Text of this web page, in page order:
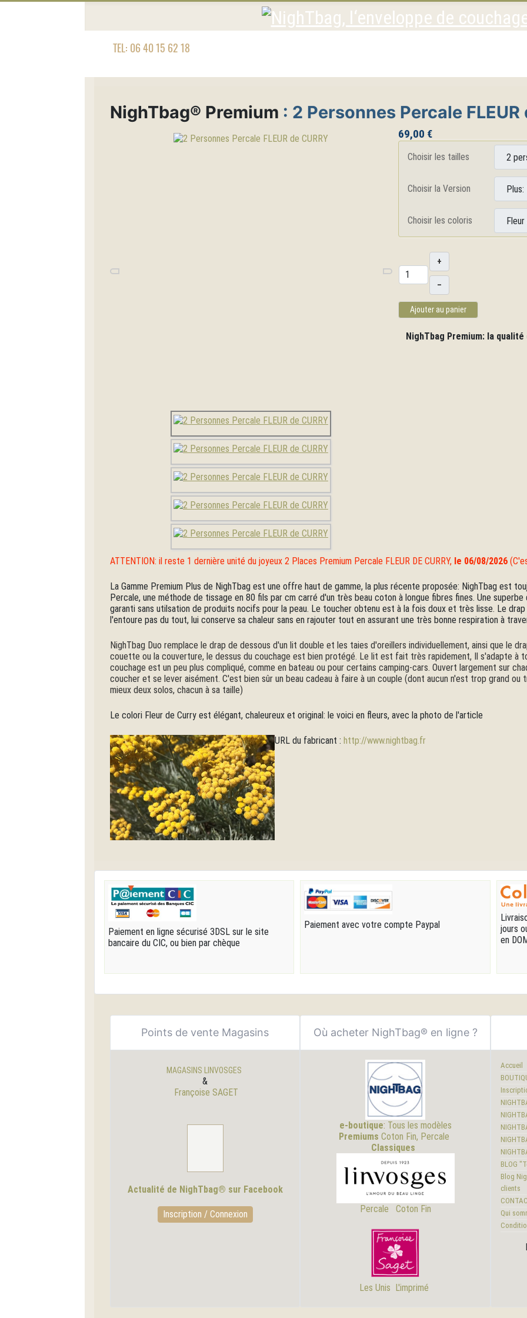
TEL: 06 40 15 62 18
NighTbag® Premium : 2 Personnes Percale FLEUR
Précédent Suivant
69,00 €
Choisir les tailles
Choisir la Version
Choisir les coloris
+
–
Ajouter au panier
NighTbag Premium: la
ATTENTION: il reste 1 dernière unité du joyeux 2 Places Premium Percale FLEUR DE CURRY, le 06/08/2026
La Gamme Premium Plus de NighTbag est une offre haut de gamme, la plus récente proposée: NighTbag est
Percale, une méthode de tissage en 80 fils par cm carré d'un très beau coton à longue fibres fines. Une superbe
garanti sans utilsation de produits nocifs pour la peau. Le toucher obtenu est à la fois doux et très lisse. Le
l'entoure pas du tout, lui conserve sa chaleur sans en rajouter tout en assurant une très bonne respiration à
NighTbag Duo remplace le drap de dessous d'un lit double et les taies d'oreillers individuellement, ainsi que le
couette ou la couverture, le dessus du couchage est bien protégé. Le lit est fait très rapidement, Il s'adapte à
couchage est un peu plus compliqué, comme en bateau ou pour certains camping-cars. Ouvert largement sur
coucher et se lever aisément. C'est bien sûr un beau cadeau à faire à un couple (dont aucun n'est trop grand ou
mieux deux solos, chacun à sa taille)
Le colori Fleur de Curry est élégant, chaleureux et original: le voici en fleurs, avec la photo de l'article
URL du fabricant : http://www.nightbag.fr
Paiement en ligne sécurisé 3DSL sur le site
bancaire du CIC, ou bien par chèque
Paiement avec votre compte Paypal
jours
en
Points de vente Magasins
MAGASINS LINVOSGES
&
Françoise SAGET
Actualité de NighTbag® sur Facebook
Inscription / Connexion
Où acheter NighTbag® en ligne ?
e-boutique: Tous les modèles
Premiums Coton Fin, Percale
Classiques
Percale Coton Fin
Les Unis L'imprimé
Accueil
BLOG
Blog
clients
Qui